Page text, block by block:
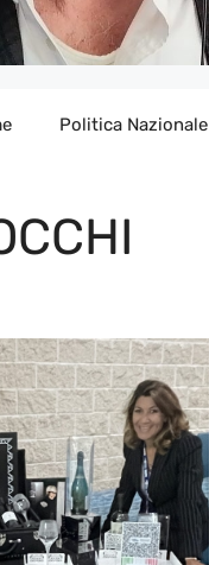
Politica Nazionale